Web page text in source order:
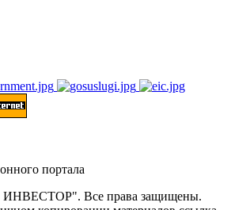
портала
Все права защищены.